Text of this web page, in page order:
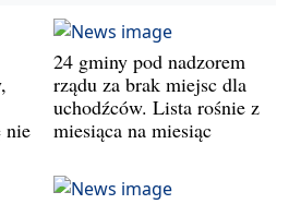
nie
24 gminy pod nadzorem
rządu za brak miejsc dla
uchodźców. Lista rośnie z
miesiąca na miesiąc